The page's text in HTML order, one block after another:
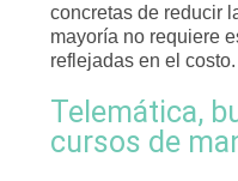
concretas de reducir
mayoría no requiere
reflejadas en el costo.
Telemática,
cursos de